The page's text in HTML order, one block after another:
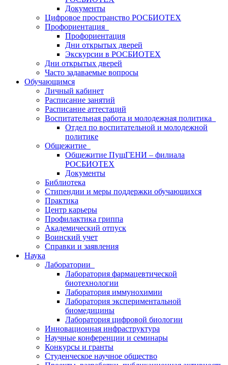
Документы
Цифровое пространство РОСБИОТЕХ
Профориентация
Профориентация
Дни открытых дверей
Экскурсии в РОСБИОТЕХ
Дни открытых дверей
Часто задаваемые вопросы
Обучающимся
Личный кабинет
Расписание занятий
Расписание аттестаций
Воспитательная работа и молодежная политика
Отдел по воспитательной и молодежной
политике
Общежитие
Общежитие ПущГЕНИ – филиала
РОСБИОТЕХ
Документы
Библиотека
Стипендии и меры поддержки обучающихся
Практика
Центр карьеры
Профилактика гриппа
Академический отпуск
Воинский учет
Справки и заявления
Наука
Лаборатории
Лаборатория фармацевтической
биотехнологии
Лаборатория иммунохимии
Лаборатория экспериментальной
биомедицины
Лаборатория цифровой биологии
Инновационная инфраструктура
Научные конференции и семинары
Конкурсы и гранты
Студенческое научное общество